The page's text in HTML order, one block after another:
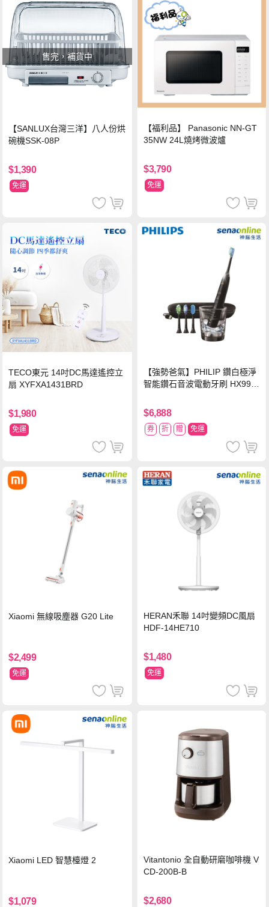
售完，補貨中
【SANLUX台灣三洋】八人份烘
碗機SSK-08P
$1,390
免運
【福利品】 Panasonic NN-GT
35NW 24L燒烤微波爐
$3,790
免運
TECO東元 14吋DC馬達遙控立
扇 XYFXA1431BRD
$1,980
免運
【強勢爸氣】PHILIP 鑽白極淨
智能鑽石音波電動牙刷 HX992
$6,888
券 折 贈 免運
Xiaomi 無線吸塵器 G20 Lite
$2,499
免運
HERAN禾聯 14吋變頻DC風扇
HDF-14HE710
$1,480
免運
Xiaomi LED 智慧檯燈 2
$1,079
Vitantonio 全自動研磨咖啡機 V
CD-200B-B
$2,680